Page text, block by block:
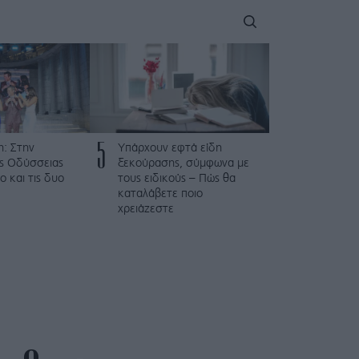
Στην
Οδύσσειας
και τις δυο
5
Υπάρχουν εφτά είδη
ξεκούρασης, σύμφωνα με
τους ειδικούς – Πώς θα
καταλάβετε ποιο
χρειάζεστε